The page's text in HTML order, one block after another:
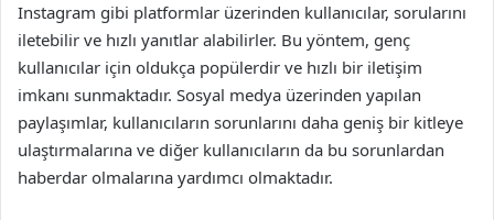
Instagram gibi platformlar üzerinden kullanıcılar, sorularını
iletebilir ve hızlı yanıtlar alabilirler. Bu yöntem, genç
kullanıcılar için oldukça popülerdir ve hızlı bir iletişim
imkanı sunmaktadır. Sosyal medya üzerinden yapılan
paylaşımlar, kullanıcıların sorunlarını daha geniş bir kitleye
ulaştırmalarına ve diğer kullanıcıların da bu sorunlardan
haberdar olmalarına yardımcı olmaktadır.